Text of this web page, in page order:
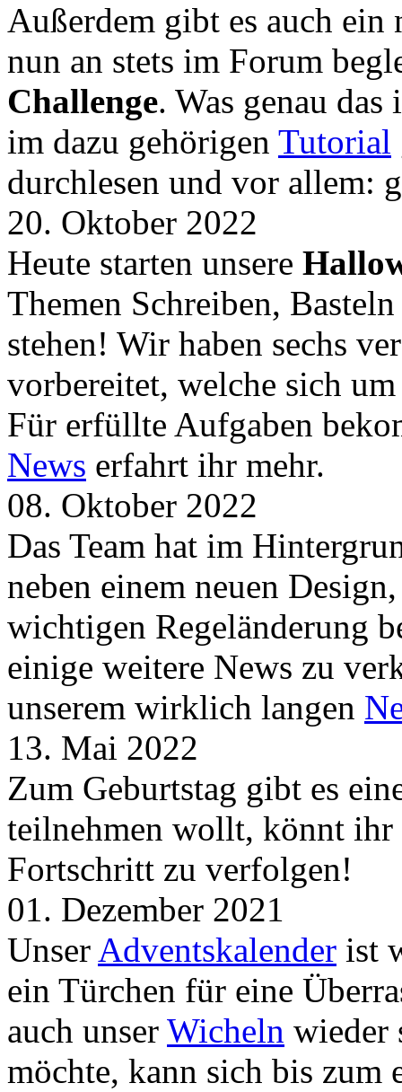
Außerdem gibt es auch ein
nun an stets im Forum
Challenge. Was genau
im dazu gehörigen Tutorial
durchlesen und vor allem:
20. Oktober 2022
Heute starten unsere
Themen Schreiben,
stehen! Wir haben sechs
vorbereitet, welche sich
Für erfüllte Aufgaben
News erfahrt ihr mehr.
08. Oktober 2022
Das Team hat im
neben einem neuen
wichtigen Regeländerung
einige weitere News zu
unserem wirklich langen
13. Mai 2022
Zum Geburtstag gibt es
teilnehmen wollt, könnt
Fortschritt zu verfolgen!
01. Dezember 2021
Unser Adventskalender ist
ein Türchen für eine
auch unser Wicheln wieder
möchte, kann sich bis